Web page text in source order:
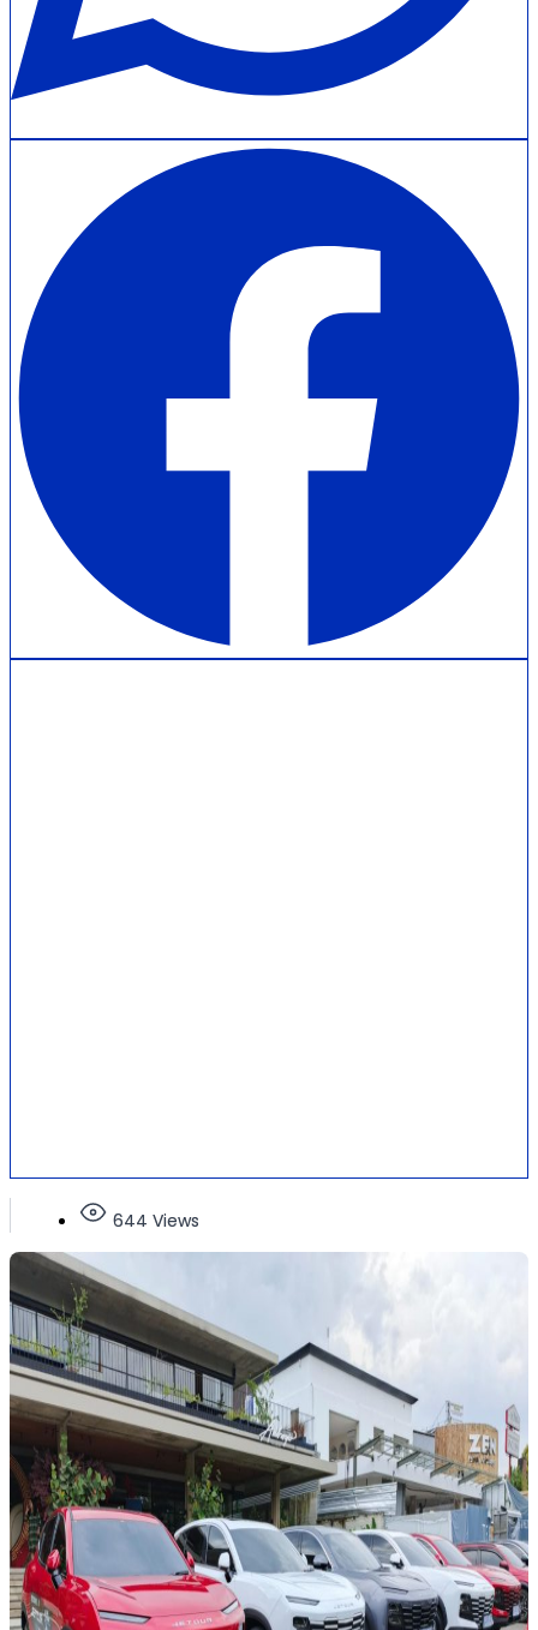
644 Views